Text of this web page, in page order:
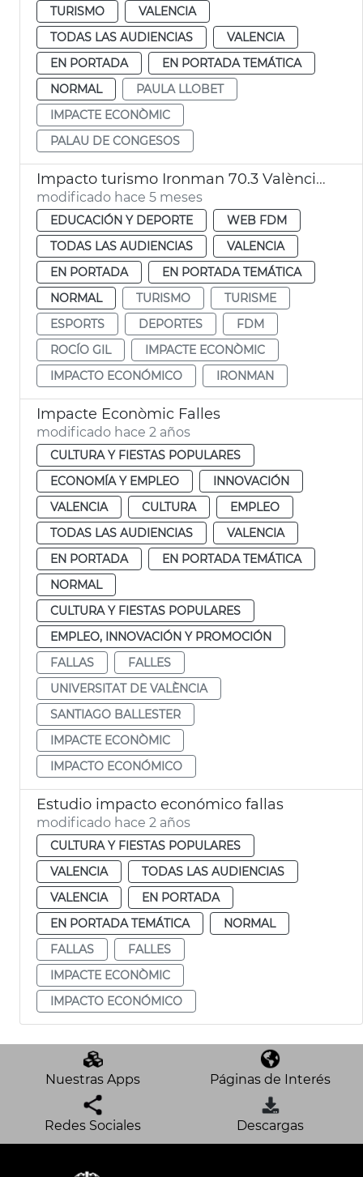
TURISMO
VALENCIA
TODAS LAS AUDIENCIAS
VALENCIA
EN PORTADA
EN PORTADA TEMÁTICA
NORMAL
PAULA LLOBET
IMPACTE ECONÒMIC
PALAU DE CONGESOS
Impacto turismo Ironman 70.3 València 2025
modificado hace 5 meses
EDUCACIÓN Y DEPORTE
WEB FDM
TODAS LAS AUDIENCIAS
VALENCIA
EN PORTADA
EN PORTADA TEMÁTICA
NORMAL
TURISMO
TURISME
ESPORTS
DEPORTES
FDM
ROCÍO GIL
IMPACTE ECONÒMIC
IMPACTO ECONÓMICO
IRONMAN
Impacte Econòmic Falles
modificado hace 2 años
CULTURA Y FIESTAS POPULARES
ECONOMÍA Y EMPLEO
INNOVACIÓN
VALENCIA
CULTURA
EMPLEO
TODAS LAS AUDIENCIAS
VALENCIA
EN PORTADA
EN PORTADA TEMÁTICA
NORMAL
CULTURA Y FIESTAS POPULARES
EMPLEO, INNOVACIÓN Y PROMOCIÓN
FALLAS
FALLES
UNIVERSITAT DE VALÈNCIA
SANTIAGO BALLESTER
IMPACTE ECONÒMIC
IMPACTO ECONÓMICO
Estudio impacto económico fallas
modificado hace 2 años
CULTURA Y FIESTAS POPULARES
VALENCIA
TODAS LAS AUDIENCIAS
VALENCIA
EN PORTADA
EN PORTADA TEMÁTICA
NORMAL
FALLAS
FALLES
IMPACTE ECONÒMIC
IMPACTO ECONÓMICO
Nuestras Apps Páginas de Interés
Redes Sociales Descargas